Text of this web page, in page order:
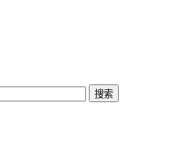
搜索